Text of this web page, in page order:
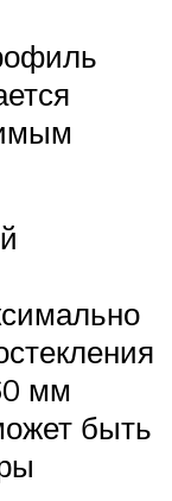
мм
быть